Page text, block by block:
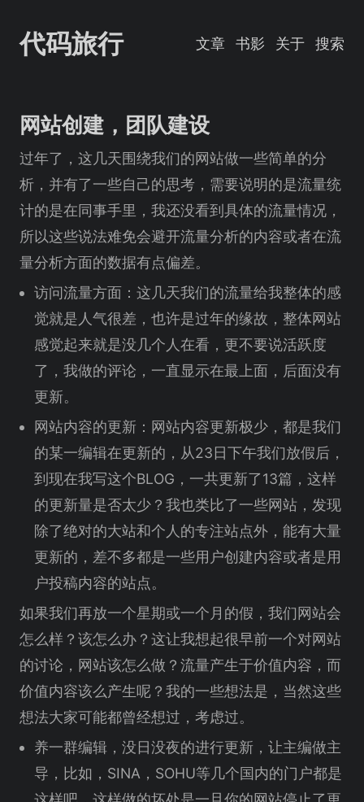
代码旅行 文章 书影 关于 搜索
网站创建，团队建设
过年了，这几天围绕我们的网站做一些简单的分
析，并有了一些自己的思考，需要说明的是流量统
计的是在同事手里，我还没看到具体的流量情况，
所以这些说法难免会避开流量分析的内容或者在流
量分析方面的数据有点偏差。
访问流量方面：这几天我们的流量给我整体的感
觉就是人气很差，也许是过年的缘故，整体网站
感觉起来就是没几个人在看，更不要说活跃度
了，我做的评论，一直显示在最上面，后面没有
更新。
网站内容的更新：网站内容更新极少，都是我们
的某一编辑在更新的，从23日下午我们放假后，
到现在我写这个BLOG，一共更新了13篇，这样
的更新量是否太少？我也类比了一些网站，发现
除了绝对的大站和个人的专注站点外，能有大量
更新的，差不多都是一些用户创建内容或者是用
户投稿内容的站点。
如果我们再放一个星期或一个月的假，我们网站会
怎么样？该怎么办？这让我想起很早前一个对网站
的讨论，网站该怎么做？流量产生于价值内容，而
价值内容该么产生呢？我的一些想法是，当然这些
想法大家可能都曾经想过，考虑过。
养一群编辑，没日没夜的进行更新，让主编做主
导，比如，SINA，SOHU等几个国内的门户都是